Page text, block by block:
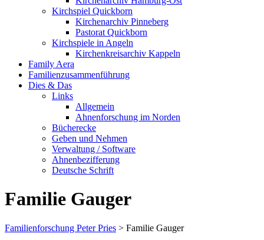
Kirchspiel Quickborn
Kirchenarchiv Pinneberg
Pastorat Quickborn
Kirchspiele in Angeln
Kirchenkreisarchiv Kappeln
Family Aera
Familienzusammenführung
Dies & Das
Links
Allgemein
Ahnenforschung im Norden
Bücherecke
Geben und Nehmen
Verwaltung / Software
Ahnenbezifferung
Deutsche Schrift
Familie Gauger
Familienforschung Peter Pries > Familie Gauger